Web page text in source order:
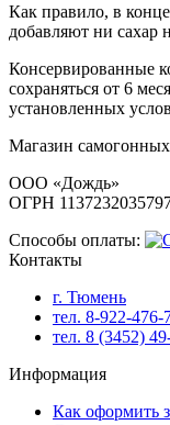
Как правило, в
добавляют ни сахар
Консервированные
сохраняться от 6
установленных
Магазин
ООО «Дождь»
ОГРН
Способы оплаты:
Контакты
г. Тюмень
тел. 8-922-476-
тел. 8 (3452)
Информация
Как оформить